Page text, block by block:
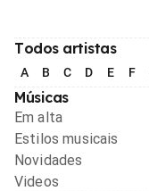
Todos artistas
A B C D E F
Músicas
Em alta
Estilos musicais
Novidades
Videos